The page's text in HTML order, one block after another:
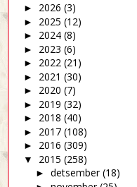
► 2026 (3)
► 2025 (12)
► 2024 (8)
► 2023 (6)
► 2022 (21)
► 2021 (30)
► 2020 (7)
► 2019 (32)
► 2018 (40)
► 2017 (108)
► 2016 (309)
▼ 2015 (258)
► detsember (18)